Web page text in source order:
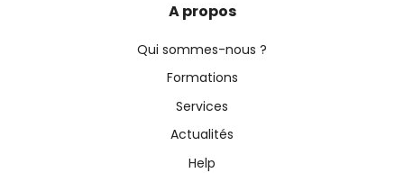
A propos
Qui sommes-nous ?
Formations
Services
Actualités
Help